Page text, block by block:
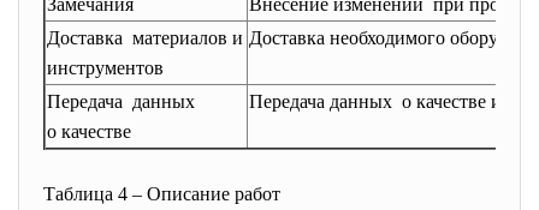
Замечания
Внесение изменений при
Доставка материалов и
инструментов
Доставка необходимого
Передача данных
о качестве
Передача данных о качестве
Таблица 4 – Описание работ